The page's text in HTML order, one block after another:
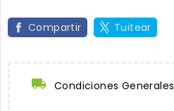
Compartir Tuitear
Condiciones Generales